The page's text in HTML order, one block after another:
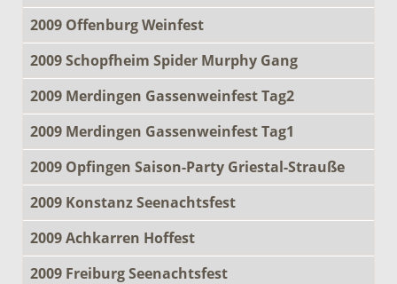
2009 Offenburg Weinfest
2009 Schopfheim Spider Murphy Gang
2009 Merdingen Gassenweinfest Tag2
2009 Merdingen Gassenweinfest Tag1
2009 Opfingen Saison-Party Griestal-Strauße
2009 Konstanz Seenachtsfest
2009 Achkarren Hoffest
2009 Freiburg Seenachtsfest